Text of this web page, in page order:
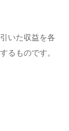
いた収益を各
るものです。